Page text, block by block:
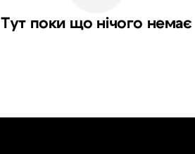
Тут поки що нічого немає